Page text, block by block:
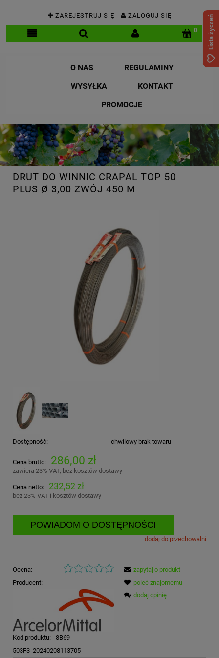
ZAREJESTRUJ SIĘ ZALOGUJ SIĘ
O NAS
REGULAMINY
WYSYŁKA
KONTAKT
PROMOCJE
DRUT DO WINNIC CRAPAL TOP 50
PLUS Ø 3,00 ZWÓJ 450 M
Dostępność: chwilowy brak towaru
Cena brutto: 286,00 zł
zawiera 23% VAT, bez kosztów dostawy
Cena netto: 232,52 zł
bez 23% VAT i kosztów dostawy
POWIADOM O DOSTĘPNOŚCI
dodaj do przechowalni
Ocena:
Producent:
Kod produktu:
8B69-
503F3_20240208113705
zapytaj o produkt
poleć znajomemu
dodaj opinię
Lista życzeń